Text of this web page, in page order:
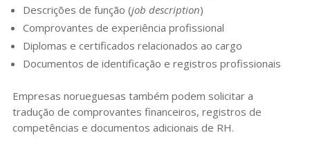
Descrições de função (job description)
Comprovantes de experiência profissional
Diplomas e certificados relacionados ao cargo
Documentos de identificação e registros profissionais
Empresas norueguesas também podem solicitar a
tradução de comprovantes financeiros, registros de
competências e documentos adicionais de RH.